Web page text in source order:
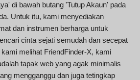
di bawah butang 'Tutup Akaun' pada
Untuk itu, kami menyediakan
dan instrumen berharga untuk
cinta sejati semudah dan secepat
melihat FriendFinder-X, kami
tapak web yang agak minimalis
mengganggu dan juga tetingkap